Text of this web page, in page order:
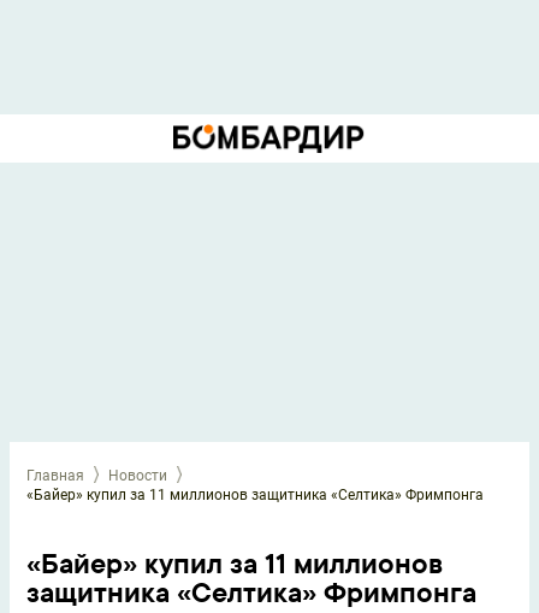
Главная
Новости
«Байер» купил за 11 миллионов защитника «Селтика» Фримпонга
«Байер» купил за 11 миллионов
защитника «Селтика» Фримпонга